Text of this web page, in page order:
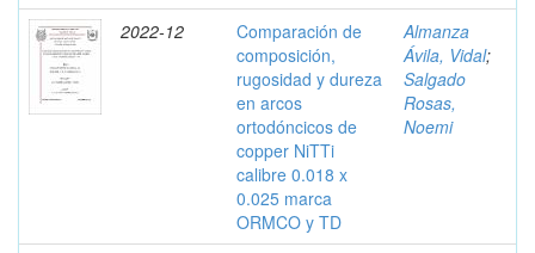
2022-12
Comparación de
composición,
rugosidad y dureza
en arcos
ortodóncicos de
copper NiTTi
calibre 0.018 x
0.025 marca
ORMCO y TD
Almanza
Ávila, Vidal;
Salgado
Rosas,
Noemi